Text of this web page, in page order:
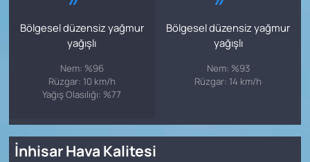
Bölgesel düzensiz yağmur
yağışlı
Nem: %96
Rüzgar: 10 km/h
Yağış Olasılığı: %77
Bölgesel düzensiz yağmur
yağışlı
Nem: %93
Rüzgar: 14 km/h
İnhisar Hava Kalitesi